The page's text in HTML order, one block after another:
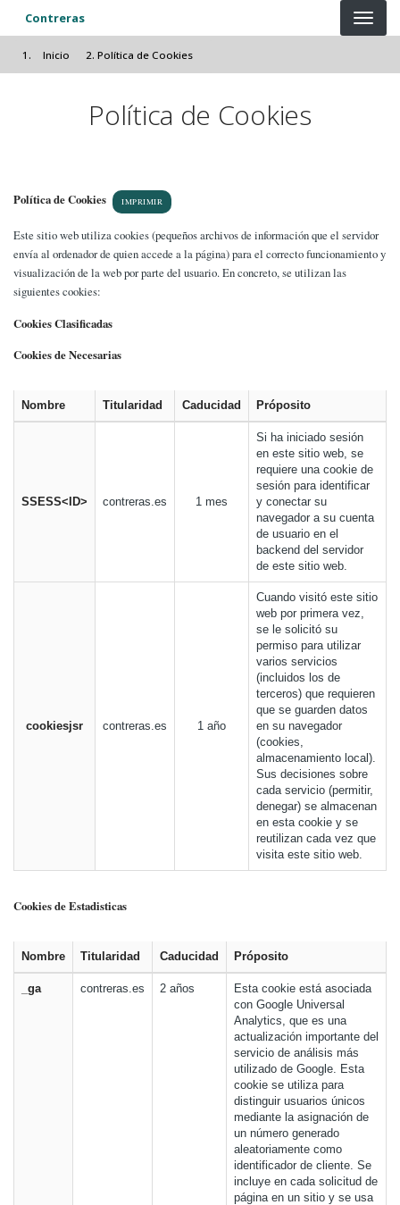
Pasar al contenido principal
Contreras
Inicio Política de Cookies
Política de Cookies
Política de Cookies IMPRIMIR
Este sitio web utiliza cookies (pequeños archivos de información que el servidor
envía al ordenador de quien accede a la página) para el correcto funcionamiento y
visualización de la web por parte del usuario. En concreto, se utilizan las
siguientes cookies:
Cookies Clasificadas
Cookies de Necesarias
Nombre Titularidad Caducidad Próposito
SSESS<ID> contreras.es 1 mes
Si ha iniciado sesión
en este sitio web, se
requiere una cookie de
sesión para identificar
y conectar su
navegador a su cuenta
de usuario en el
backend del servidor
de este sitio web.
cookiesjsr contreras.es 1 año
Cuando visitó este sitio
web por primera vez,
se le solicitó su
permiso para utilizar
varios servicios
(incluidos los de
terceros) que requieren
que se guarden datos
en su navegador
(cookies,
almacenamiento local).
Sus decisiones sobre
cada servicio (permitir,
denegar) se almacenan
en esta cookie y se
reutilizan cada vez que
visita este sitio web.
Cookies de Estadisticas
Nombre Titularidad Caducidad Próposito
_ga contreras.es 2 años
Esta cookie está asociada
con Google Universal
Analytics, que es una
actualización importante del
servicio de análisis más
utilizado de Google. Esta
cookie se utiliza para
distinguir usuarios únicos
mediante la asignación de
un número generado
aleatoriamente como
identificador de cliente. Se
incluye en cada solicitud de
página en un sitio y se usa